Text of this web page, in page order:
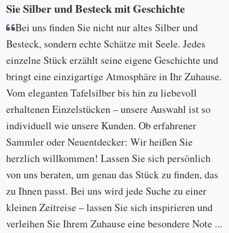
Sie Silber und Besteck mit Geschichte
Bei uns finden Sie nicht nur altes Silber und
Besteck, sondern echte Schätze mit Seele. Jedes
einzelne Stück erzählt seine eigene Geschichte und
bringt eine einzigartige Atmosphäre in Ihr Zuhause.
Vom eleganten Tafelsilber bis hin zu liebevoll
erhaltenen Einzelstücken – unsere Auswahl ist so
individuell wie unsere Kunden. Ob erfahrener
Sammler oder Neuentdecker: Wir heißen Sie
herzlich willkommen! Lassen Sie sich persönlich
von uns beraten, um genau das Stück zu finden, das
zu Ihnen passt. Bei uns wird jede Suche zu einer
kleinen Zeitreise – lassen Sie sich inspirieren und
verleihen Sie Ihrem Zuhause eine besondere Note ...